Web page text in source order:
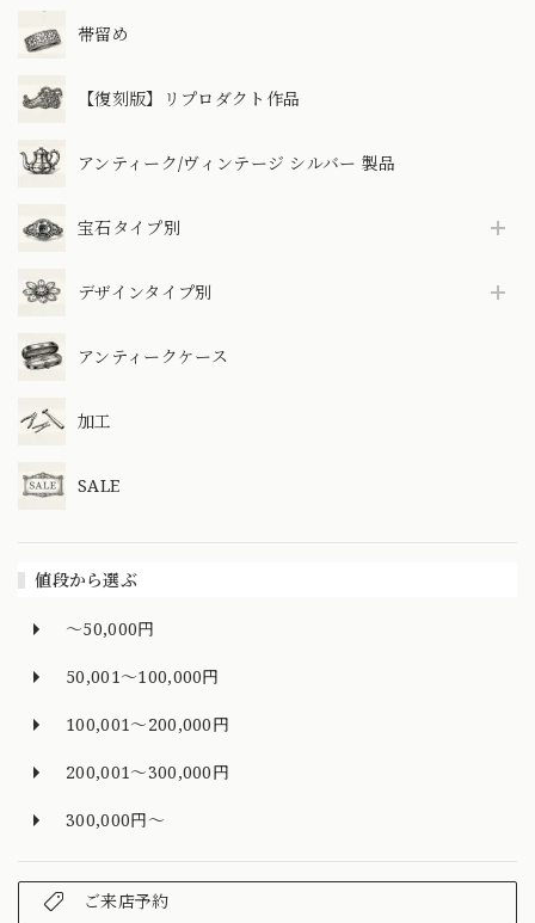
帯留め
【復刻版】リプロダクト作品
アンティーク/ヴィンテージ シルバー 製品
宝石タイプ別
デザインタイプ別
アンティークケース
加工
SALE
値段から選ぶ
～50,000円
50,001～100,000円
100,001～200,000円
200,001～300,000円
300,000円～
ご来店予約